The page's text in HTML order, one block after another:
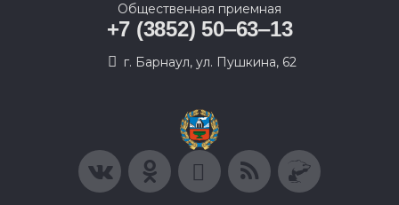
Общественная приемная
+7 (3852) 50‒63‒13
г. Барнаул, ул. Пушкина, 62